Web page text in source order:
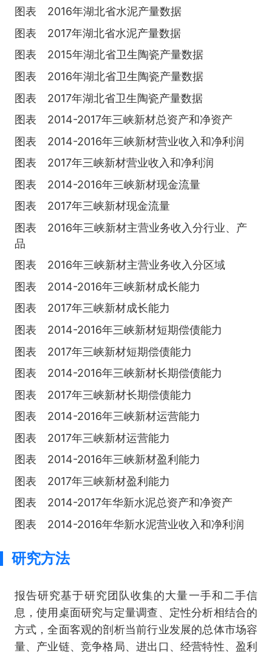
图表 2016年湖北省水泥产量数据
图表 2017年湖北省水泥产量数据
图表 2015年湖北省卫生陶瓷产量数据
图表 2016年湖北省卫生陶瓷产量数据
图表 2017年湖北省卫生陶瓷产量数据
图表 2014-2017年三峡新材总资产和净资产
图表 2014-2016年三峡新材营业收入和净利润
图表 2017年三峡新材营业收入和净利润
图表 2014-2016年三峡新材现金流量
图表 2017年三峡新材现金流量
图表 2016年三峡新材主营业务收入分行业、产
品
图表 2016年三峡新材主营业务收入分区域
图表 2014-2016年三峡新材成长能力
图表 2017年三峡新材成长能力
图表 2014-2016年三峡新材短期偿债能力
图表 2017年三峡新材短期偿债能力
图表 2014-2016年三峡新材长期偿债能力
图表 2017年三峡新材长期偿债能力
图表 2014-2016年三峡新材运营能力
图表 2017年三峡新材运营能力
图表 2014-2016年三峡新材盈利能力
图表 2017年三峡新材盈利能力
图表 2014-2017年华新水泥总资产和净资产
图表 2014-2016年华新水泥营业收入和净利润
研究方法
报告研究基于研究团队收集的大量一手和二手信
息，使用桌面研究与定量调查、定性分析相结合的
方式，全面客观的剖析当前行业发展的总体市场容
量、产业链、竞争格局、进出口、经营特性、盈利